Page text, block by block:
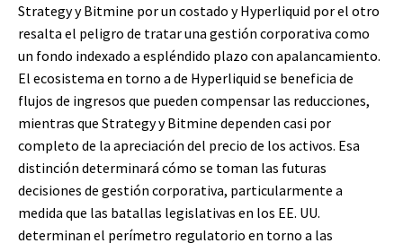
Strategy y Bitmine por un costado y Hyperliquid por el otro
resalta el peligro de tratar una gestión corporativa como
un fondo indexado a espléndido plazo con apalancamiento.
El ecosistema en torno a de Hyperliquid se beneficia de
flujos de ingresos que pueden compensar las reducciones,
mientras que Strategy y Bitmine dependen casi por
completo de la apreciación del precio de los activos. Esa
distinción determinará cómo se toman las futuras
decisiones de gestión corporativa, particularmente a
medida que las batallas legislativas en los EE. UU.
determinan el perímetro regulatorio en torno a las